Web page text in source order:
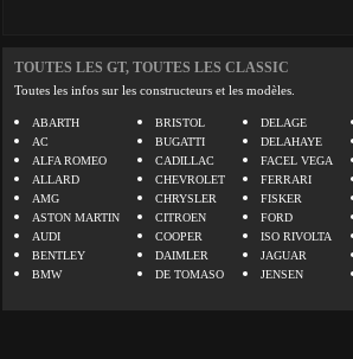
TOUTES LES GT, TOUTES LES CLASSIC
Toutes les infos sur les constructeurs et les modèles.
ABARTH
AC
ALFA ROMEO
ALLARD
AMG
ASTON MARTIN
AUDI
BENTLEY
BMW
BRISTOL
BUGATTI
CADILLAC
CHEVROLET
CHRYSLER
CITROEN
COOPER
DAIMLER
DE TOMASO
DELAGE
DELAHAYE
FACEL VEGA
FERRARI
FISKER
FORD
ISO RIVOLTA
JAGUAR
JENSEN